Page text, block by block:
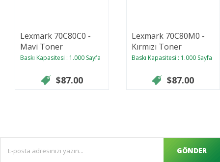
Lexmark 70C80C0 -
Mavi Toner
Baskı Kapasitesi : 1.000 Sayfa
$87.00
Lexmark 70C80M0 -
Kırmızı Toner
Baskı Kapasitesi : 1.000 Sayfa
$87.00
GÖNDER